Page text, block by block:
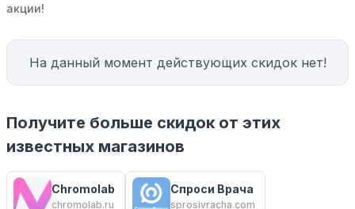
акции!
На данный момент действующих скидок нет!
Получите больше скидок от этих
известных магазинов
Chromolab
chromolab.ru
Спроси Врача
sprosivracha.com